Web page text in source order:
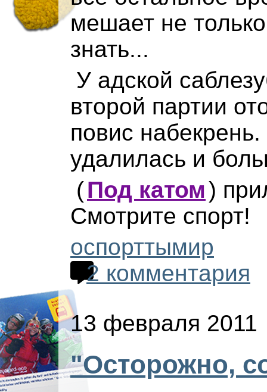
мешает не
знать...
У адской
второй партии
повис
удалилась и
(Под катом)
Смотрите спорт!
оспорттымир
2 комментария
13 февраля 2011
"Осторожно,